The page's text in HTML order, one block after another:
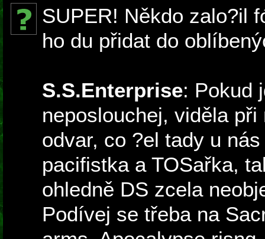
SUPER! Někdo zalo?il
ho du přidat do
S.S.Enterprise: Pokud
neposlouchej, viděla
odvar, co ?el tady u
pacifistka a TOSařka,
ohledně DS zcela
Podívej se třeba na